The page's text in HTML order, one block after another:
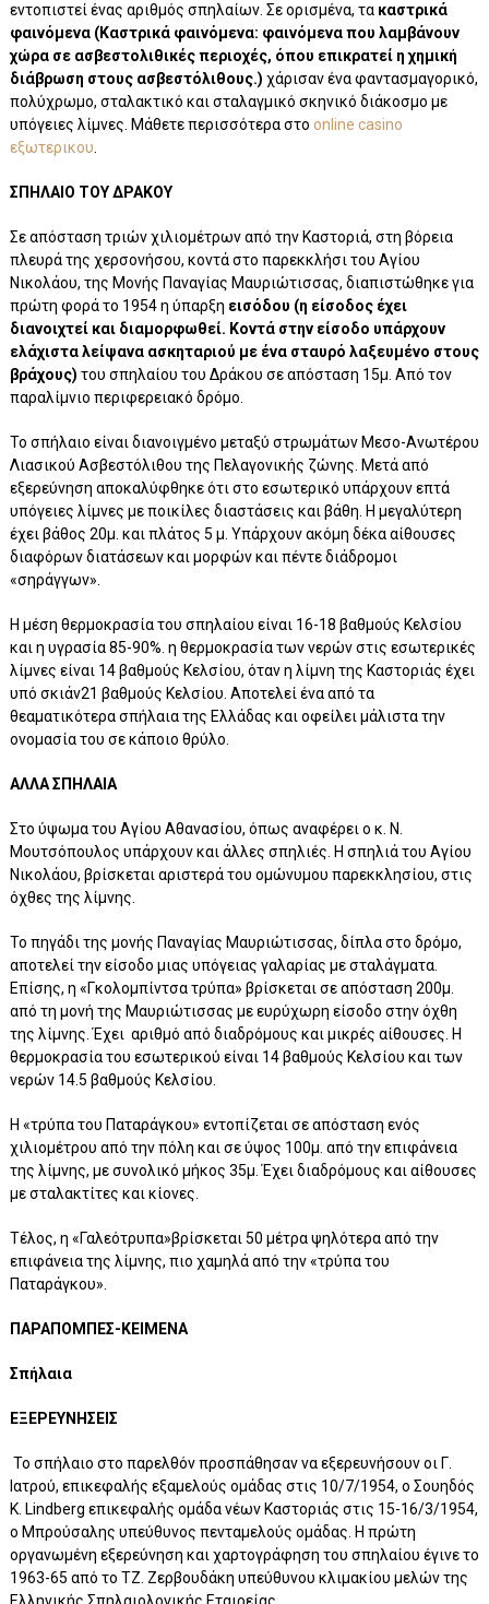
εντοπιστεί ένας αριθμός σπηλαίων. Σε ορισμένα, τα καστρικά
φαινόμενα (Καστρικά φαινόμενα: φαινόμενα που λαμβάνουν
χώρα σε ασβεστολιθικές περιοχές, όπου επικρατεί η χημική
διάβρωση στους ασβεστόλιθους.) χάρισαν ένα φαντασμαγορικό,
πολύχρωμο, σταλακτικό και σταλαγμικό σκηνικό διάκοσμο με
υπόγειες λίμνες. Μάθετε περισσότερα στο online casino
εξωτερικου
ΣΠΗΛΑΙΟ ΤΟΥ ΔΡΑΚΟΥ
Σε απόσταση τριών χιλιομέτρων από την Καστοριά, στη βόρεια
πλευρά της χερσονήσου, κοντά στο παρεκκλήσι του Αγίου
Νικολάου, της Μονής Παναγίας Μαυριώτισσας, διαπιστώθηκε για
πρώτη φορά το 1954 η ύπαρξη εισόδου (η είσοδος έχει
διανοιχτεί και διαμορφωθεί. Κοντά στην είσοδο υπάρχουν
ελάχιστα λείψανα ασκηταριού με ένα σταυρό λαξευμένο στους
βράχους) του σπηλαίου του Δράκου σε απόσταση 15μ. Από τον
παραλίμνιο περιφερειακό δρόμο.
Το σπήλαιο είναι διανοιγμένο μεταξύ στρωμάτων Μεσο-Ανωτέρου
Λιασικού Ασβεστόλιθου της Πελαγονικής ζώνης. Μετά από
εξερεύνηση αποκαλύφθηκε ότι στο εσωτερικό υπάρχουν επτά
υπόγειες λίμνες με ποικίλες διαστάσεις και βάθη. Η μεγαλύτερη
έχει βάθος 20μ. και πλάτος 5 μ. Υπάρχουν ακόμη δέκα αίθουσες
διαφόρων διατάσεων και μορφών και πέντε διάδρομοι
«σηράγγων».
Η μέση θερμοκρασία του σπηλαίου είναι 16-18 βαθμούς Κελσίου
και η υγρασία 85-90%. η θερμοκρασία των νερών στις εσωτερικές
λίμνες είναι 14 βαθμούς Κελσίου, όταν η λίμνη της Καστοριάς έχει
υπό σκιάν21 βαθμούς Κελσίου. Αποτελεί ένα από τα
θεαματικότερα σπήλαια της Ελλάδας και οφείλει μάλιστα την
ονομασία του σε κάποιο θρύλο.
ΑΛΛΑ ΣΠΗΛΑΙΑ
Στο ύψωμα του Αγίου Αθανασίου, όπως αναφέρει ο κ. Ν.
Μουτσόπουλος υπάρχουν και άλλες σπηλιές. Η σπηλιά του Αγίου
Νικολάου, βρίσκεται αριστερά του ομώνυμου παρεκκλησίου, στις
όχθες της λίμνης.
Το πηγάδι της μονής Παναγίας Μαυριώτισσας, δίπλα στο δρόμο,
αποτελεί την είσοδο μιας υπόγειας γαλαρίας με σταλάγματα.
Επίσης, η «Γκολομπίντσα τρύπα» βρίσκεται σε απόσταση 200μ.
από τη μονή της Μαυριώτισσας με ευρύχωρη είσοδο στην όχθη
της λίμνης. Έχει αριθμό από διαδρόμους και μικρές αίθουσες. Η
θερμοκρασία του εσωτερικού είναι 14 βαθμούς Κελσίου και των
νερών 14.5 βαθμούς Κελσίου.
Η «τρύπα του Παταράγκου» εντοπίζεται σε απόσταση ενός
χιλιομέτρου από την πόλη και σε ύψος 100μ. από την επιφάνεια
της λίμνης, με συνολικό μήκος 35μ. Έχει διαδρόμους και αίθουσες
με σταλακτίτες και κίονες.
Τέλος, η «Γαλεότρυπα»βρίσκεται 50 μέτρα ψηλότερα από την
επιφάνεια της λίμνης, πιο χαμηλά από την «τρύπα του
Παταράγκου».
ΠΑΡΑΠΟΜΠΕΣ-ΚΕΙΜΕΝΑ
Σπήλαια
ΕΞΕΡΕΥΝΗΣΕΙΣ
Το σπήλαιο στο παρελθόν προσπάθησαν να εξερευνήσουν οι Γ.
Ιατρού, επικεφαλής εξαμελούς ομάδας στις 10/7/1954, ο Σουηδός
K. Lindberg επικεφαλής ομάδα νέων Καστοριάς στις 15-16/3/1954,
ο Μπρούσαλης υπεύθυνος πενταμελούς ομάδας. Η πρώτη
οργανωμένη εξερεύνηση και χαρτογράφηση του σπηλαίου έγινε το
1963-65 από το ΤΖ. Ζερβουδάκη υπεύθυνου κλιμακίου μελών της